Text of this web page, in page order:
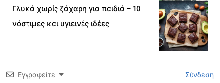
Γλυκά χωρίς ζάχαρη για παιδιά – 10
νόστιμες και υγιεινές ιδέες
Εγγραφείτε Σύνδεση